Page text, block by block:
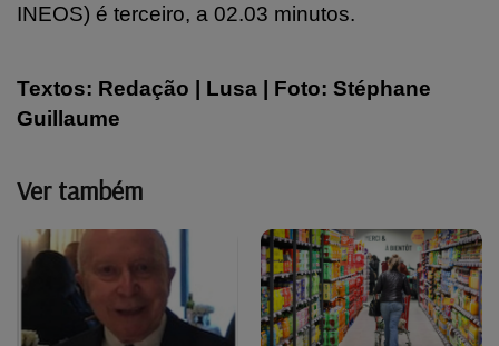
INEOS) é terceiro, a 02.03 minutos.
Textos: Redação | Lusa | Foto: Stéphane
Guillaume
Ver também